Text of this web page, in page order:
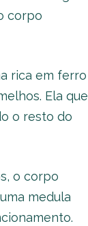
corpo
rica em ferro
Ela que
o resto do
o corpo
medula